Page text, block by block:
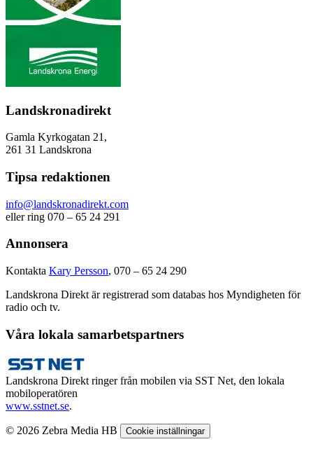
Landskronadirekt
Gamla Kyrkogatan 21,
261 31 Landskrona
Tipsa redaktionen
info@landskronadirekt.com
eller ring 070 – 65 24 291
Annonsera
Kontakta Kary Persson, 070 – 65 24 290
Landskrona Direkt är registrerad som databas hos Myndigheten för
radio och tv.
Våra lokala samarbetspartners
Landskrona Direkt ringer från mobilen via SST Net, den lokala
mobiloperatören
www.sstnet.se.
© 2026 Zebra Media HB Cookie inställningar